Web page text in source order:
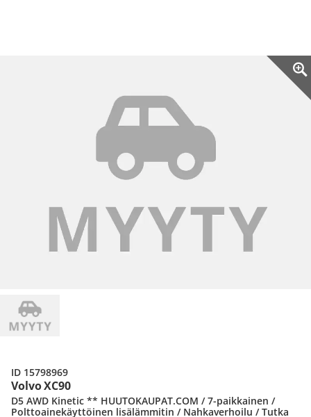
Volvo XC90
D5 AWD Kinetic ** HUUTOKAUPAT.COM / 7-paikkainen /
Polttoainekäyttöinen lisälämmitin / Nahkaverhoilu / Tutka
ID 15798969